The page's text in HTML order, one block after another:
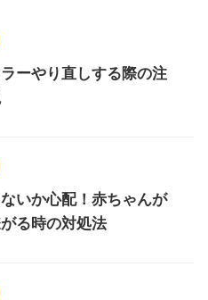
ーやり直しする際の注
いか心配！赤ちゃんが
る時の対処法